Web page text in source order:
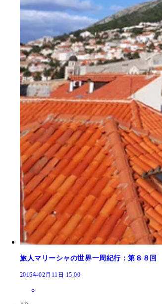
旅人マリーシャの世界一周紀行：第８８回
2016年02月11日 15:00